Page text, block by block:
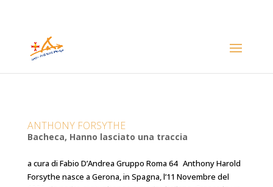
ANTHONY FORSYTHE
Bacheca, Hanno lasciato una traccia
a cura di Fabio D’Andrea Gruppo Roma 64 Anthony Harold
Forsythe nasce a Gerona, in Spagna, l’11 Novembre del